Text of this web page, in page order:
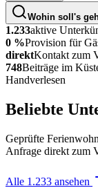
Wohin soll's
1.233aktive
0 %Provision für
direktKontakt zum
748Beiträge im
Handverlesen
Beliebte
Geprüfte
Anfrage direkt zum
Alle 1.233 ansehen